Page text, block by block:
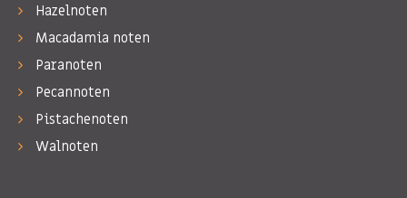
Hazelnoten
Macadamia noten
Paranoten
Pecannoten
Pistachenoten
Walnoten